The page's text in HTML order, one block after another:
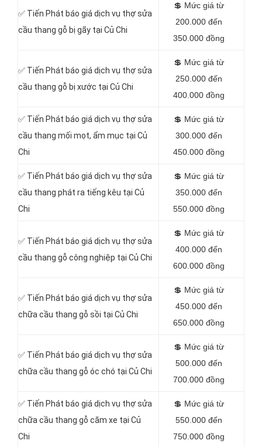
✅ Tiến Phát báo giá dịch vụ thợ sửa
cầu thang gỗ bị gãy tại Củ Chi
💲 Mức giá từ
200.000 đến
350.000 đồng
✅ Tiến Phát báo giá dịch vụ thợ sửa
cầu thang gỗ bị xước tại Củ Chi
💲 Mức giá từ
250.000 đến
400.000 đồng
✅ Tiến Phát báo giá dịch vụ thợ sửa
cầu thang mối mọt, ẩm mục tại Củ
Chi
💲 Mức giá từ
300.000 đến
450.000 đồng
✅ Tiến Phát báo giá dịch vụ thợ sửa
cầu thang phát ra tiếng kêu tại Củ
Chi
💲 Mức giá từ
350.000 đến
550.000 đồng
✅ Tiến Phát báo giá dịch vụ thợ sửa
cầu thang gỗ công nghiệp tại Củ Chi
💲 Mức giá từ
400.000 đến
600.000 đồng
✅ Tiến Phát báo giá dịch vụ thợ sửa
chữa cầu thang gỗ sồi tại Củ Chi
💲 Mức giá từ
450.000 đến
650.000 đồng
✅ Tiến Phát báo giá dịch vụ thợ sửa
chữa cầu thang gỗ óc chó tại Củ Chi
💲 Mức giá từ
500.000 đến
700.000 đồng
✅ Tiến Phát báo giá dịch vụ thợ sửa
chữa cầu thang gỗ căm xe tại Củ
Chi
💲 Mức giá từ
550.000 đến
750.000 đồng